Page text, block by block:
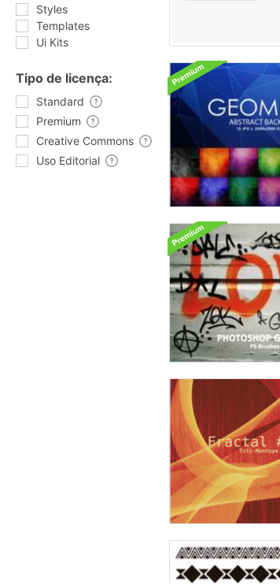
Styles
Templates
Ui Kits
Tipo de licença:
Standard
Premium
Creative Commons
Uso Editorial